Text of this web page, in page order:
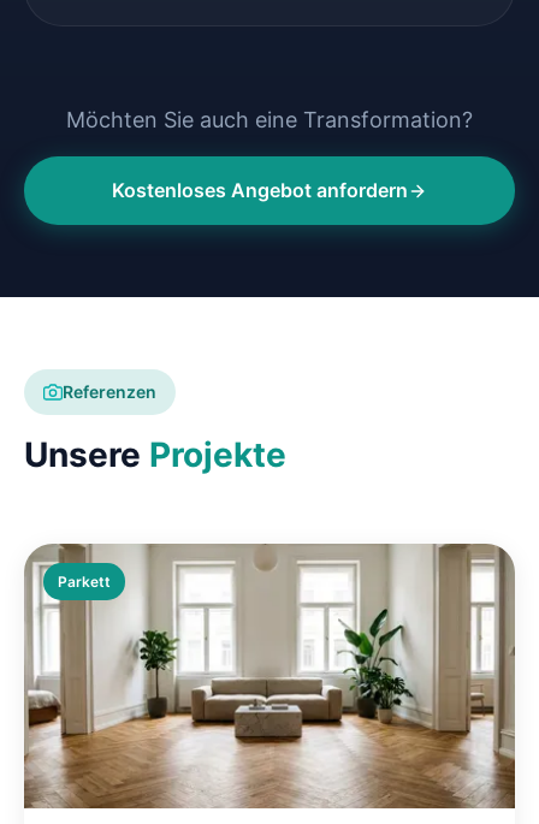
Möchten Sie auch eine Transformation?
Kostenloses Angebot anfordern
Referenzen
Unsere Projekte
Parkett